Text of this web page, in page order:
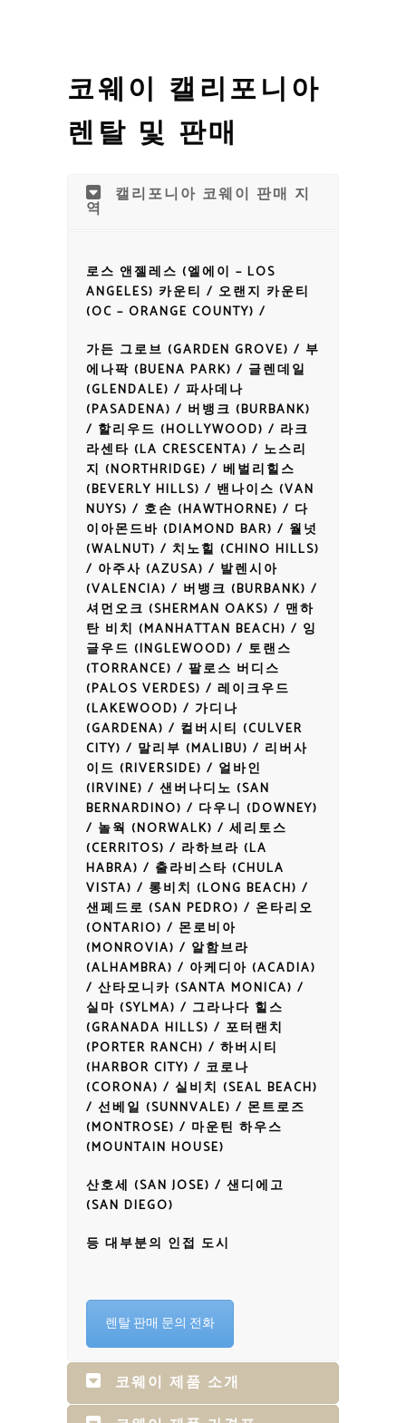
코웨이 캘리포니아
렌탈 및 판매
캘리포니아 코웨이 판매 지
역
로스 앤젤레스 (엘에이 – LOS
ANGELES) 카운티 / 오랜지 카운티
(OC – ORANGE COUNTY) /
가든 그로브 (GARDEN GROVE) / 부
에나팍 (BUENA PARK) / 글렌데일
(GLENDALE) / 파사데나
(PASADENA) / 버뱅크 (BURBANK)
/ 할리우드 (HOLLYWOOD) / 라크
라센타 (LA CRESCENTA) / 노스리
지 (NORTHRIDGE) / 베벌리힐스
(BEVERLY HILLS) / 밴나이스 (VAN
NUYS) / 호손 (HAWTHORNE) / 다
이아몬드바 (DIAMOND BAR) / 월넛
(WALNUT) / 치노힐 (CHINO HILLS)
/ 아주사 (AZUSA) / 발렌시아
(VALENCIA) / 버뱅크 (BURBANK) /
셔먼오크 (SHERMAN OAKS) / 맨하
탄 비치 (MANHATTAN BEACH) / 잉
글우드 (INGLEWOOD) / 토랜스
(TORRANCE) / 팔로스 버디스
(PALOS VERDES) / 레이크우드
(LAKEWOOD) / 가디나
(GARDENA) / 컬버시티 (CULVER
CITY) / 말리부 (MALIBU) / 리버사
이드 (RIVERSIDE) / 얼바인
(IRVINE) / 샌버나디노 (SAN
BERNARDINO) / 다우니 (DOWNEY)
/ 놀웍 (NORWALK) / 세리토스
(CERRITOS) / 라하브라 (LA
HABRA) / 출라비스타 (CHULA
VISTA) / 롱비치 (LONG BEACH) /
샌페드로 (SAN PEDRO) / 온타리오
(ONTARIO) / 몬로비아
(MONROVIA) / 알함브라
(ALHAMBRA) / 아케디아 (ACADIA)
/ 산타모니카 (SANTA MONICA) /
실마 (SYLMA) / 그라나다 힐스
(GRANADA HILLS) / 포터랜치
(PORTER RANCH) / 하버시티
(HARBOR CITY) / 코로나
(CORONA) / 실비치 (SEAL BEACH)
/ 선베일 (SUNNVALE) / 몬트로즈
(MONTROSE) / 마운틴 하우스
(MOUNTAIN HOUSE)
산호세 (SAN JOSE) / 샌디에고
(SAN DIEGO)
등 대부분의 인접 도시
렌탈 판매 문의 전화
코웨이 제품 소개